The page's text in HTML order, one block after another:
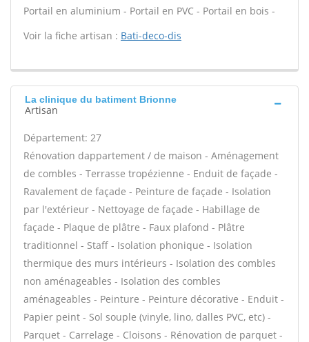
Portail en aluminium - Portail en PVC - Portail en bois -
Voir la fiche artisan : Bati-deco-dis
La clinique du batiment Brionne
Artisan
Département: 27
Rénovation dappartement / de maison - Aménagement
de combles - Terrasse tropézienne - Enduit de façade -
Ravalement de façade - Peinture de façade - Isolation
par l'extérieur - Nettoyage de façade - Habillage de
façade - Plaque de plâtre - Faux plafond - Plâtre
traditionnel - Staff - Isolation phonique - Isolation
thermique des murs intérieurs - Isolation des combles
non aménageables - Isolation des combles
aménageables - Peinture - Peinture décorative - Enduit -
Papier peint - Sol souple (vinyle, lino, dalles PVC, etc) -
Parquet - Carrelage - Cloisons - Rénovation de parquet -